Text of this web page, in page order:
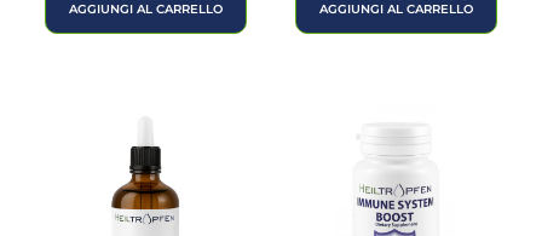
AGGIUNGI AL CARRELLO AGGIUNGI AL CARRELLO